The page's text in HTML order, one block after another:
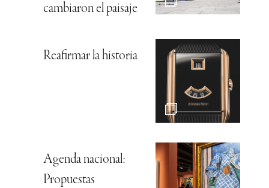
cambiaron el paisaje
Reafirmar la historia
Agenda nacional:
Propuestas